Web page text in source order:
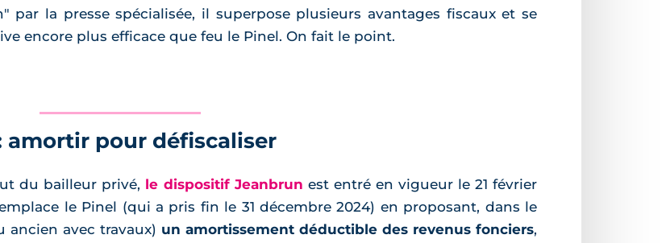
par la presse spécialisée, il superpose plusieurs avantages fiscaux et se
encore plus efficace que feu le Pinel. On fait le point.
amortir pour défiscaliser
du bailleur privé, le dispositif Jeanbrun est entré en vigueur le 21 février
le Pinel (qui a pris fin le 31 décembre 2024) en proposant, dans le
avec travaux) un amortissement déductible des revenus fonciers,